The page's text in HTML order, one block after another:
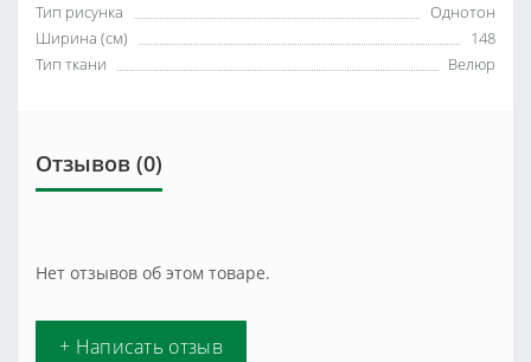
Тип рисунка
Однотон
Ширина (см)
148
Тип ткани
Велюр
Отзывов (0)
Нет отзывов об этом товаре.
+ Написать отзыв